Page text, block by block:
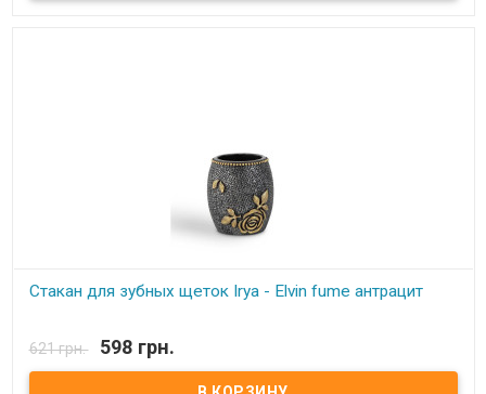
Стакан для зубных щеток Irya - Elvin fume антрацит
полирезин (устойчив к падению) Упаковка: картонная коробка с
пенопластом. Производитель: Irya, Турция
621 грн. 598 грн.